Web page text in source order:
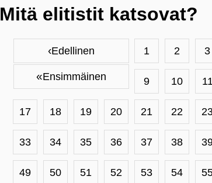
Mitä elitistit katsovat?
‹Edellinen
«Ensimmäinen
1 2 3
9 10
17 18 19 20 21 22
33 34 35 36 37 38
49 50 51 52 53 54